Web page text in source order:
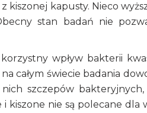
z kiszonej kapusty. Nieco
stan badań nie
wpływ bakterii
całym świecie badania
szczepów
kiszone nie są polecane